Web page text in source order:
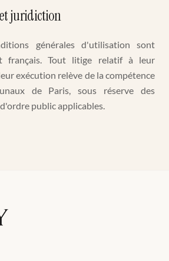
juridiction
générales d'utilisation sont
français. Tout litige relatif à leur
exécution relève de la compétence
de Paris, sous réserve des
public applicables.